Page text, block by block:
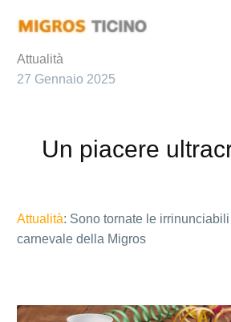
Attualità
27 Gennaio 2025
Un piacere
Attualità: Sono tornate le
carnevale della Migros